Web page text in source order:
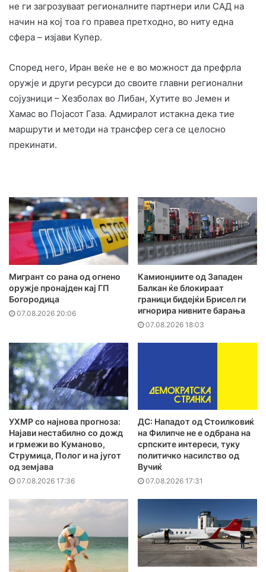
не ги загрозуваат регионалните партнери или САД на
начин на кој тоа го правеа претходно, во ниту една
сфера – изјави Купер.
Според него, Иран веќе не е во можност да префрла
оружје и други ресурси до своите главни регионални
сојузници – Хезболах во Либан, Хутите во Јемен и
Хамас во Појасот Газа. Адмиралот истакна дека тие
маршрути и методи на трансфер сега се целосно
прекинати.
Мигрант со рана од огнено
оружје пронајден кај ГП
Богородица
07.08.2026 20:06
Камионџиите од Западен
Балкан ќе блокираат
граници бидејќи Брисел ги
игнорира нивните барања
07.08.2026 18:03
УХМР со најнова прогноза:
Најави нестабилно со дожд
и грмежи во Куманово,
Струмица, Полог и на југот
од земјава
07.08.2026 17:36
ДС: Нападот од Стоилковиќ
на Филипче не е одбрана на
српските интереси, туку
политичко насилство од
Вучиќ
07.08.2026 17:31